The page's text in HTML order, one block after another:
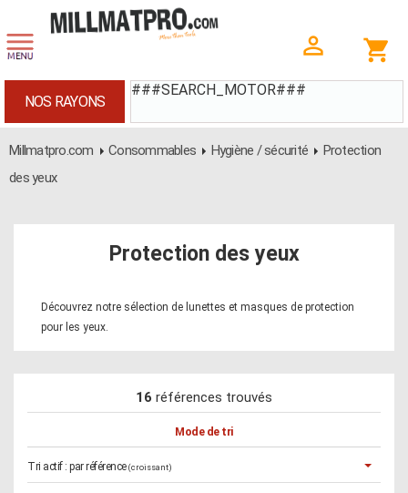
###SEARCH_MOTOR###
NOS RAYONS
Millmatpro.com Consommables Hygiène / sécurité
Protection
des yeux
Protection des yeux
Découvrez notre sélection de lunettes et masques de protection
pour les yeux.
16 références trouvés
Mode de tri
Tri actif : par référence (croissant)